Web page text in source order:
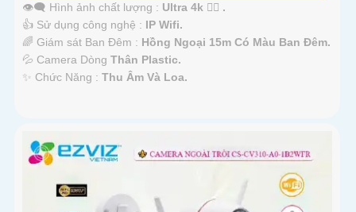
👁️‍🗨 Hình ảnh chất lượng : Ultra 4k 👍🏾 .
👍 Sử dụng công nghệ : IP Wifi.
🌈 Giám sát Ban Đêm : Hồng Ngoại 15m Có Màu Ban Ðêm.
💦 Camera Dòng Thân Plastic.
️✨ Chức Năng : Thu Âm Và Loa.